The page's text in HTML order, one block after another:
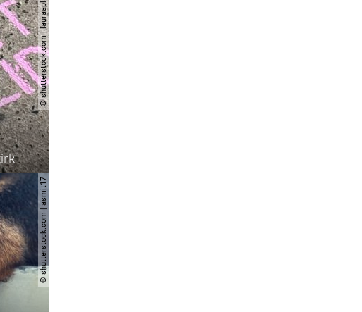
© shutterstock.com | lauraapl
© shutterstock.com | asmit17